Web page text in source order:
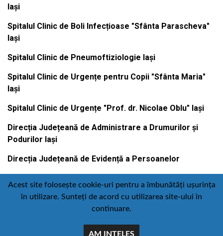
Iași
Spitalul Clinic de Boli Infecțioase "Sfânta Parascheva"
Iași
Spitalul Clinic de Pneumoftiziologie Iași
Spitalul Clinic de Urgențe pentru Copii "Sfânta Maria"
Iași
Spitalul Clinic de Urgențe "Prof. dr. Nicolae Oblu" Iași
Direcția Județeană de Administrare a Drumurilor și
Podurilor Iași
Direcția Județeană de Evidență a Persoanelor
Contact Politică de confidențialitate
:
Acest site folosește cookie-uri pentru a îmbunătăți ușurința
în utilizare. Sunteți de acord cu utilizarea site-ului în
continuare.
AM INTELES